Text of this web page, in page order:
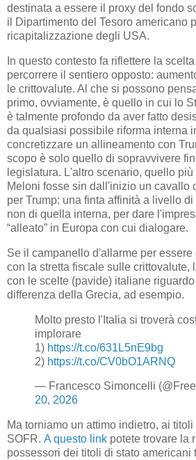
destinata a essere il proxy del fondo
il Dipartimento del Tesoro americano
ricapitalizzazione degli USA.
In questo contesto fa riflettere la
percorrere il sentiero opposto:
le crittovalute. Al che si possono
primo, ovviamente, è quello in cui lo
è talmente profondo da aver fatto
da qualsiasi possibile riforma interna
concretizzare un allineamento con
scopo è solo quello di sopravvivere
legislatura. L'altro scenario, quello
Meloni fosse sin dall'inizio un cavallo
per Trump: una finta affinità a livello
non di quella interna, per dare
“alleato” in Europa con cui dialogare.
Se il campanello d'allarme per
con la stretta fiscale sulle crittovalute,
con le scelte (pavide) italiane
differenza della Grecia, ad esempio.
Molto presto l'Italia si troverà
implorare
1) https://t.co/631L5nE9bg
2) https://t.co/CV0bO1ARNQ
— Francesco Simoncelli
20, 2026
Ma torniamo un attimo indietro, ai
SOFR. A questo link potete trovare la
possessori dei titoli di stato americani